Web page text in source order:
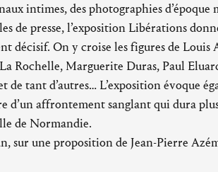
intimes, des photographies d’époque
de presse, l’exposition Libérations
décisif. On y croise les figures de Louis
Rochelle, Marguerite Duras, Paul
de tant d’autres… L’exposition évoque
d’un affrontement sanglant qui dura
de Normandie.
sur une proposition de Jean-Pierre